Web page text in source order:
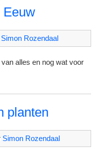
Eeuw
Simon Rozendaal
alles en nog wat voor
planten
Simon Rozendaal